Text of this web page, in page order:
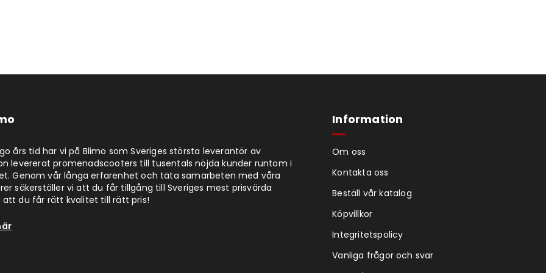
års tid har vi på Blimo som Sveriges största leverantör av
levererat promenadscooters till tusentals nöjda kunder runtom i
Genom vår långa erfarenhet och täta samarbeten med våra
säkerställer vi att du får tillgång till Sveriges mest prisvärda
att du får rätt kvalitet till rätt pris!
Information
Om oss
Kontakta oss
Beställ vår katalog
Köpvillkor
Integritetspolicy
Vanliga frågor och svar